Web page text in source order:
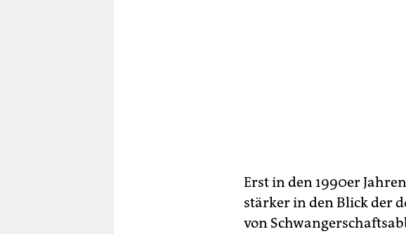
Erst in den 1990er
stärker in den Blick der
von